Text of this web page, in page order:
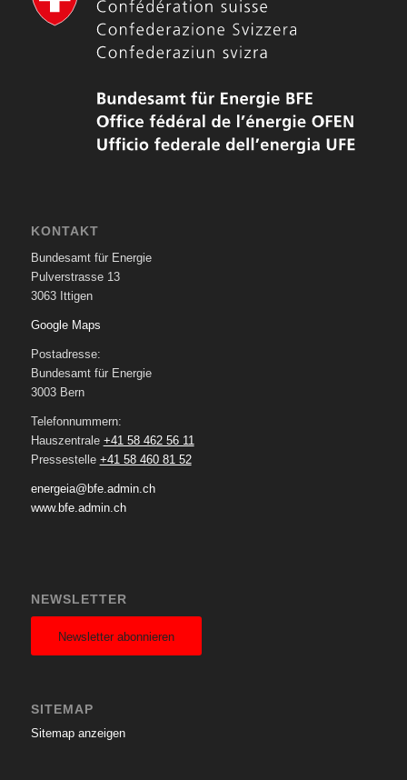
KONTAKT
Bundesamt für Energie
Pulverstrasse 13
3063 Ittigen
Google Maps
Postadresse:
Bundesamt für Energie
3003 Bern
Telefonnummern:
Hauszentrale +41 58 462 56 11
Pressestelle +41 58 460 81 52
energeia@bfe.admin.ch
www.bfe.admin.ch
NEWSLETTER
Newsletter abonnieren
SITEMAP
Sitemap anzeigen